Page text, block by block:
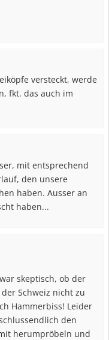
versteckt, werde
fkt. das auch im
mit entsprechend
den unsere
haben. Ausser an
haben...
skeptisch, ob der
Schweiz nicht zu
Hammerbiss! Leider
den
herumpröbeln und